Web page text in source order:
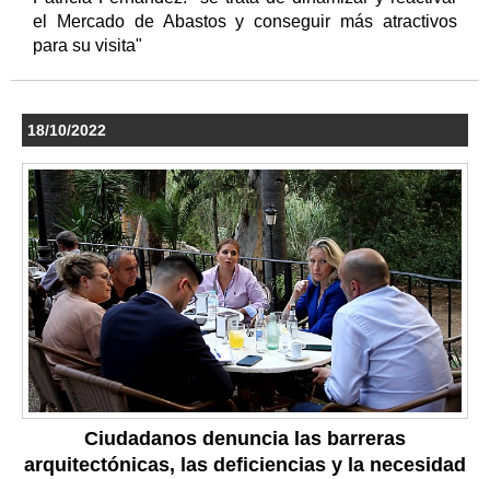
el Mercado de Abastos y conseguir más atractivos
para su visita"
18/10/2022
Ciudadanos denuncia las barreras
arquitectónicas, las deficiencias y la necesidad